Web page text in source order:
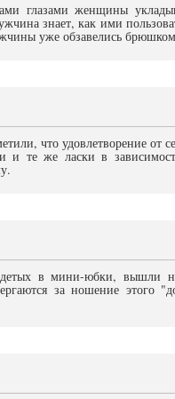
глазами женщины
знает, как ими
уже обзавелись
что удовлетворение от
и те же ласки в
в мини-юбки, вышли
за ношение этого